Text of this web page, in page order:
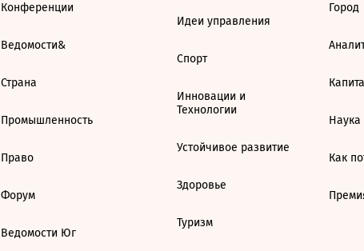
Конференции
Ведомости&
Страна
Промышленность
Право
Форум
Ведомости Юг
Идеи управления
Спорт
Инновации и
Технологии
Устойчивое развитие
Здоровье
Туризм
Город
Наука
Как